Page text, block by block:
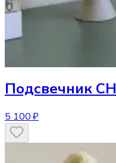
Подсвечник
5 100 ₽